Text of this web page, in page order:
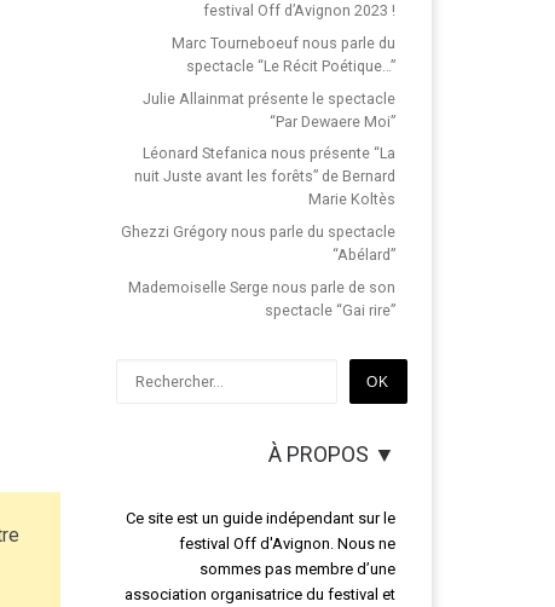
festival Off d’Avignon 2023 !
Marc Tourneboeuf nous parle du
spectacle “Le Récit Poétique…”
Julie Allainmat présente le spectacle
“Par Dewaere Moi”
Léonard Stefanica nous présente “La
nuit Juste avant les forêts” de Bernard
Marie Koltès
Ghezzi Grégory nous parle du spectacle
“Abélard”
Mademoiselle Serge nous parle de son
spectacle “Gai rire”
OK
À PROPOS ▼
Ce site est un guide indépendant sur le
festival Off d'Avignon. Nous ne
sommes pas membre d’une
association organisatrice du festival et